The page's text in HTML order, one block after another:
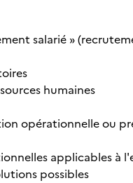
salarié »
humaines
opérationnelle ou
applicables à
possibles